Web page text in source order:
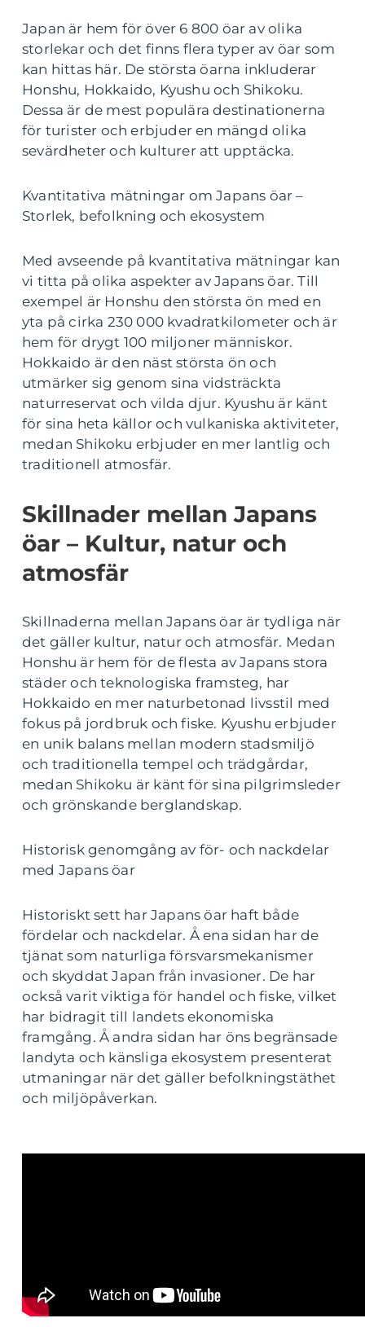
Japan är hem för över 6 800 öar av olika
storlekar och det finns flera typer av öar som
kan hittas här. De största öarna inkluderar
Honshu, Hokkaido, Kyushu och Shikoku.
Dessa är de mest populära destinationerna
för turister och erbjuder en mängd olika
sevärdheter och kulturer att upptäcka.
Kvantitativa mätningar om Japans öar –
Storlek, befolkning och ekosystem
Med avseende på kvantitativa mätningar kan
vi titta på olika aspekter av Japans öar. Till
exempel är Honshu den största ön med en
yta på cirka 230 000 kvadratkilometer och är
hem för drygt 100 miljoner människor.
Hokkaido är den näst största ön och
utmärker sig genom sina vidsträckta
naturreservat och vilda djur. Kyushu är känt
för sina heta källor och vulkaniska aktiviteter,
medan Shikoku erbjuder en mer lantlig och
traditionell atmosfär.
Skillnader mellan Japans
öar – Kultur, natur och
atmosfär
Skillnaderna mellan Japans öar är tydliga när
det gäller kultur, natur och atmosfär. Medan
Honshu är hem för de flesta av Japans stora
städer och teknologiska framsteg, har
Hokkaido en mer naturbetonad livsstil med
fokus på jordbruk och fiske. Kyushu erbjuder
en unik balans mellan modern stadsmiljö
och traditionella tempel och trädgårdar,
medan Shikoku är känt för sina pilgrimsleder
och grönskande berglandskap.
Historisk genomgång av för- och nackdelar
med Japans öar
Historiskt sett har Japans öar haft både
fördelar och nackdelar. Å ena sidan har de
tjänat som naturliga försvarsmekanismer
och skyddat Japan från invasioner. De har
också varit viktiga för handel och fiske, vilket
har bidragit till landets ekonomiska
framgång. Å andra sidan har öns begränsade
landyta och känsliga ekosystem presenterat
utmaningar när det gäller befolkningstäthet
och miljöpåverkan.